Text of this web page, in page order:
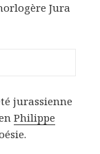
Jura
jurassienne
Philippe